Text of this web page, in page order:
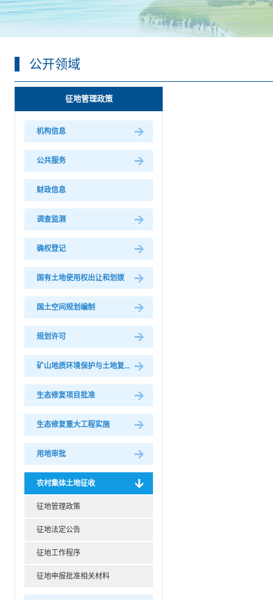
公开领域
征地管理政策
机构信息
公共服务
财政信息
调查监测
确权登记
国有土地使用权出让和划拨
国土空间规划编制
规划许可
矿山地质环境保护与土地复...
生态修复项目批准
生态修复重大工程实施
用地审批
农村集体土地征收
征地管理政策
征地法定公告
征地工作程序
征地申报批准相关材料